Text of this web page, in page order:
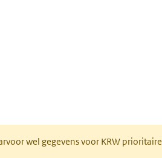
wel gegevens voor KRW prioritaire